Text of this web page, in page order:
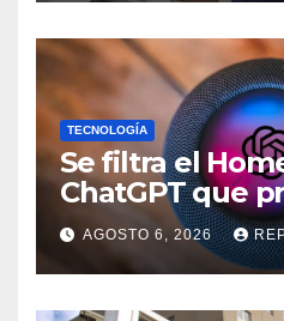
TECNOLOGÍA
Se filtra el
ChatGPT que
OpenAI y su
locura
AGOSTO 6, 2026